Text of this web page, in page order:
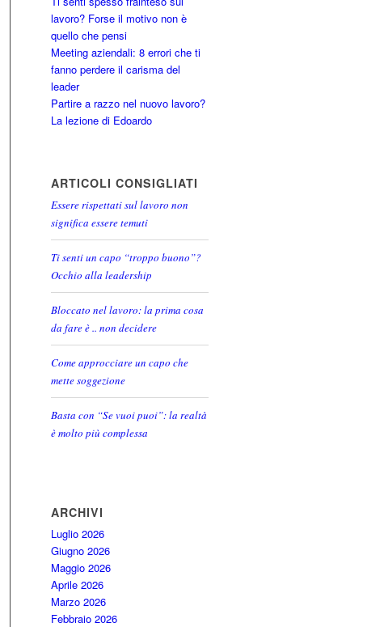
lavoro? Forse il motivo non è
quello che pensi
Meeting aziendali: 8 errori che ti
fanno perdere il carisma del
leader
Partire a razzo nel nuovo lavoro?
La lezione di Edoardo
ARTICOLI CONSIGLIATI
Essere rispettati sul lavoro non
significa essere temuti
Ti senti un capo “troppo buono”?
Occhio alla leadership
Bloccato nel lavoro: la prima cosa
da fare è .. non decidere
Come approcciare un capo che
mette soggezione
Basta con “Se vuoi puoi”: la realtà
è molto più complessa
ARCHIVI
Luglio 2026
Giugno 2026
Maggio 2026
Aprile 2026
Marzo 2026
Febbraio 2026